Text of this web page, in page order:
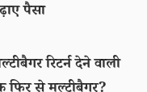
पैसा
रिटर्न देने वाली